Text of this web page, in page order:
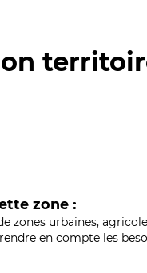
zone :
zones urbaines,
en compte les